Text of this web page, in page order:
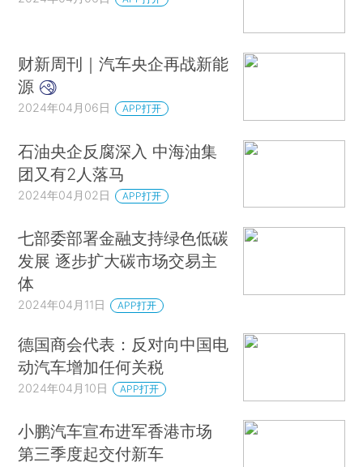
财新周刊｜汽车央企再战新能
源
2024年04月06日 APP打开
石油央企反腐深入 中海油集
团又有2人落马
2024年04月02日 APP打开
七部委部署金融支持绿色低碳
发展 逐步扩大碳市场交易主
体
2024年04月11日 APP打开
德国商会代表：反对向中国电
动汽车增加任何关税
2024年04月10日 APP打开
小鹏汽车宣布进军香港市场
第三季度起交付新车